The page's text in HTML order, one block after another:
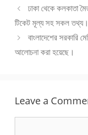
ঢাকা থেকে কলকাতা
টিকেট মূল্য সহ সকল তথ্য।
বাংলাদেশের সরকারি
আলোচনা করা হয়েছে।
Leave a